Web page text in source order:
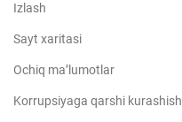
Izlash
Sayt xaritasi
Ochiq ma’lumotlar
Korrupsiyaga qarshi kurashish